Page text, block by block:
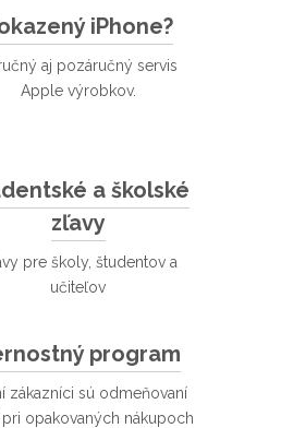
iPhone?
aj pozáručný servis
Apple výrobkov.
a školské
zľavy
pre školy, študentov a
učiteľov
program
zákazníci sú odmeňovaní
pri opakovaných nákupoch